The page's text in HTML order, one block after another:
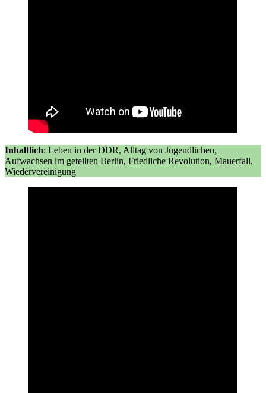
Inhaltlich: Leben in der DDR, Alltag von Jugendlichen,
Aufwachsen im geteilten Berlin, Friedliche Revolution, Mauerfall,
Wiedervereinigung